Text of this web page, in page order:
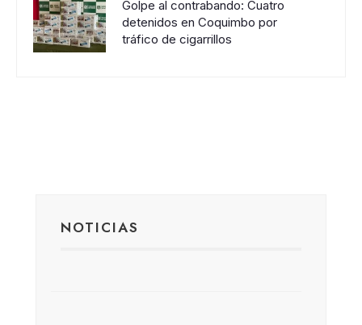
Golpe al contrabando: Cuatro
detenidos en Coquimbo por
tráfico de cigarrillos
NOTICIAS